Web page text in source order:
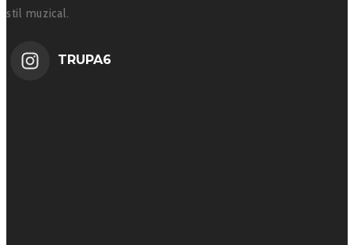
stil muzical.
TRUPA6